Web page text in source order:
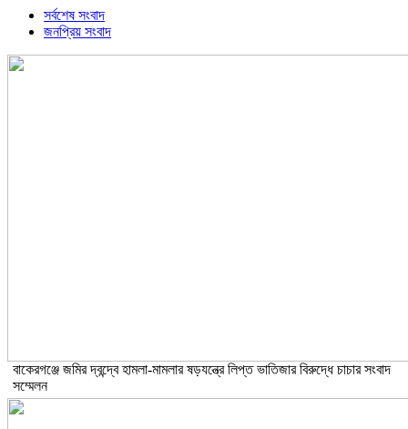
সর্বশেষ সংবাদ
জনপ্রিয় সংবাদ
বাকেরগঞ্জে জমির দ্বন্দ্বে হামলা-মামলার ষড়যন্ত্রে লিপ্ত ভাতিজার বিরুদ্ধে চাচার সংবাদ
সম্মেলন